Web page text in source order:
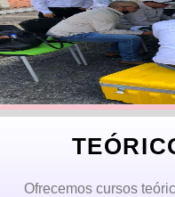
Ofrecemos cursos